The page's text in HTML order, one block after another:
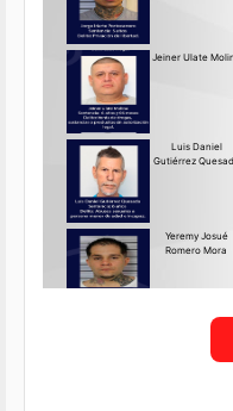
Ver más